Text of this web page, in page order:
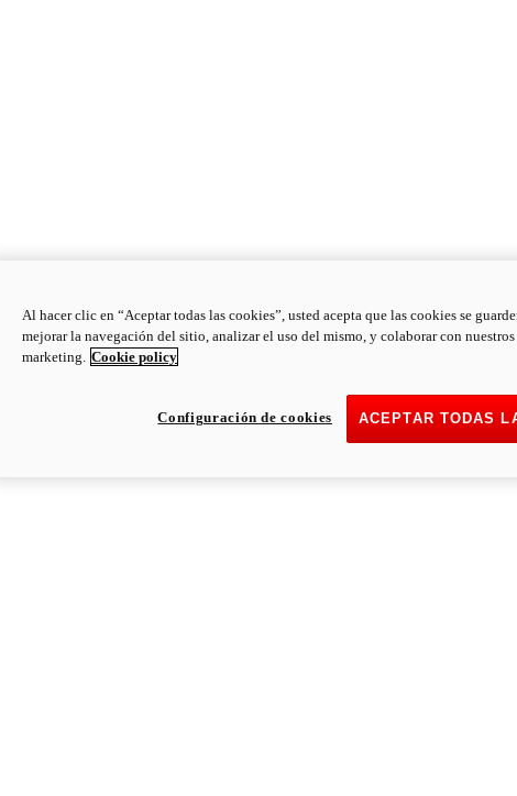
Al hacer clic en “Aceptar todas las cookies”, usted acepta que las cookies se
mejorar la navegación del sitio, analizar el uso del mismo, y colaborar con nuestros
marketing. Cookie policy
ACEPTAR TODAS
Configuración de cookies